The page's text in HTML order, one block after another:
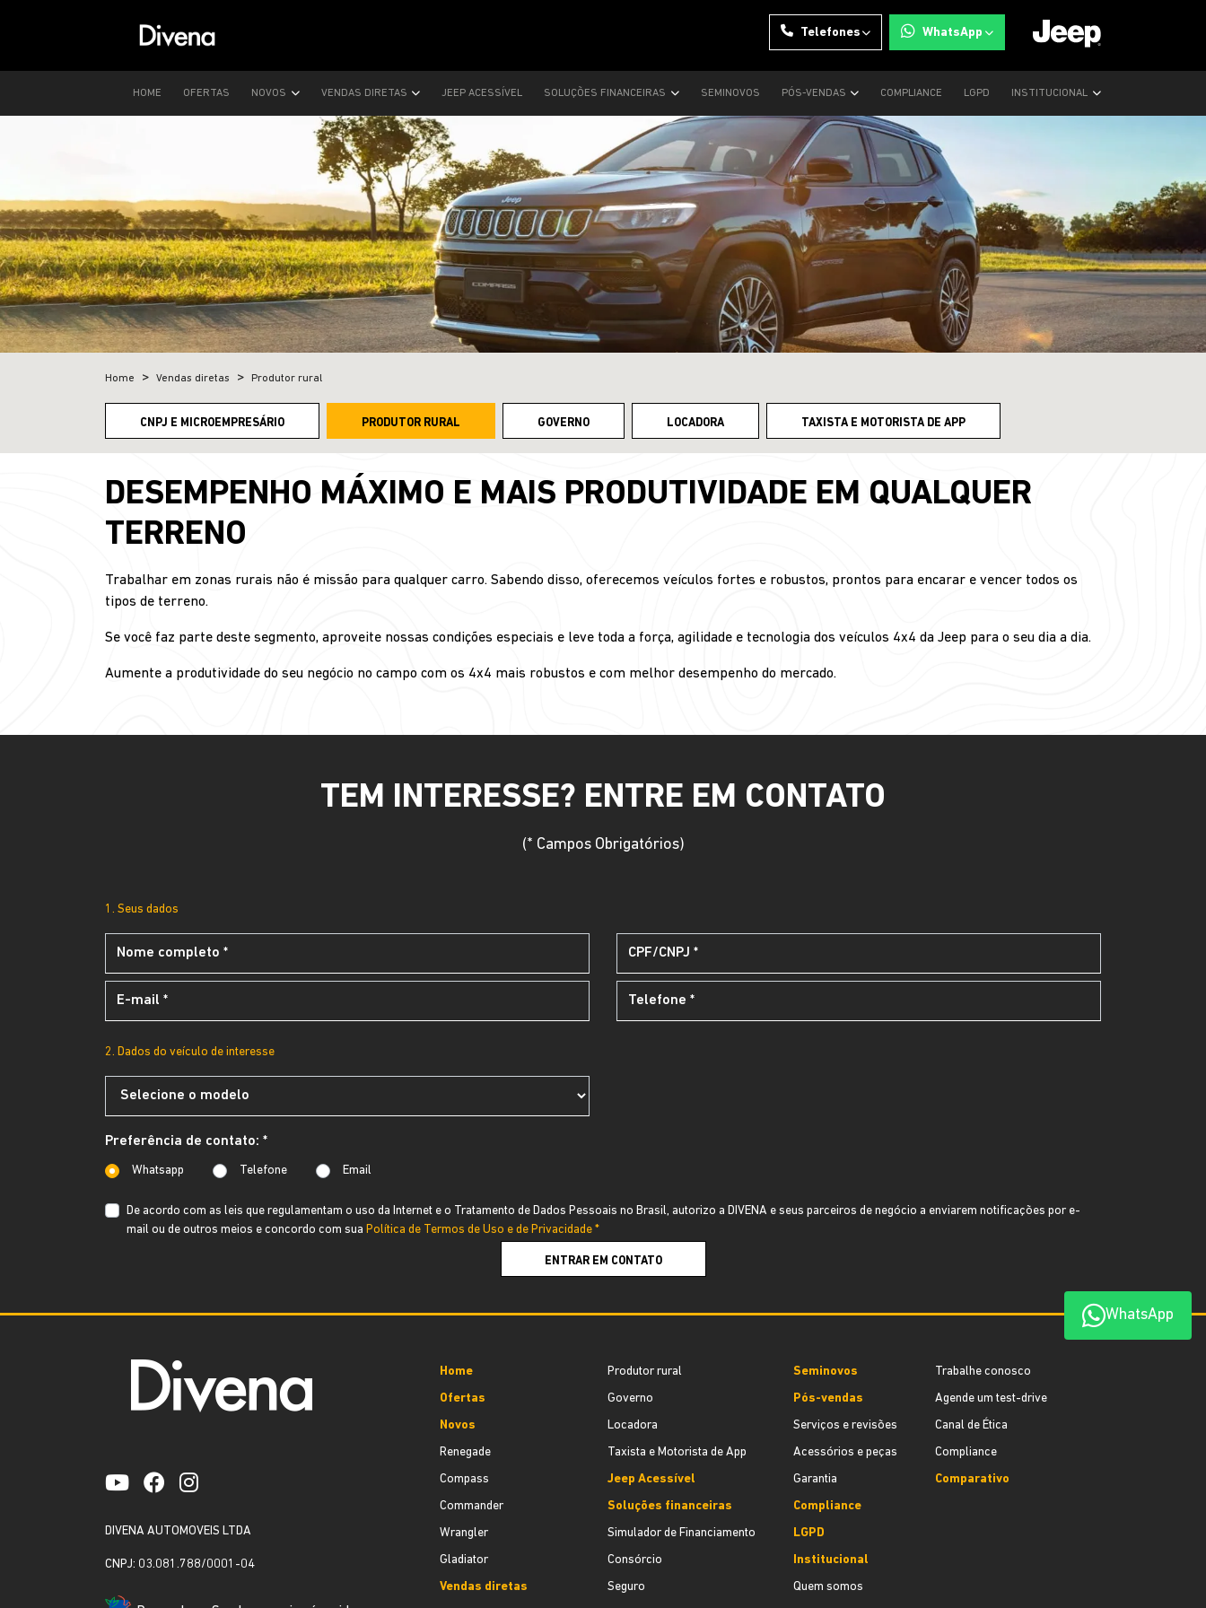
Telefones WhatsApp
HOME OFERTAS NOVOS VENDAS DIRETAS JEEP ACESSÍVEL SOLUÇÕES FINANCEIRAS SEMINOVOS PÓS-VENDAS COMPLIANCE LGPD INSTITUCIONAL
Home Vendas diretas Produtor rural
CNPJ E MICROEMPRESÁRIO PRODUTOR RURAL GOVERNO LOCADORA TAXISTA E MOTORISTA DE APP
DESEMPENHO MÁXIMO E MAIS PRODUTIVIDADE EM QUALQUER
TERRENO
Trabalhar em zonas rurais não é missão para qualquer carro. Sabendo disso, oferecemos veículos fortes e robustos, prontos para encarar e vencer todos os
tipos de terreno.
Se você faz parte deste segmento, aproveite nossas condições especiais e leve toda a força, agilidade e tecnologia dos veículos 4x4 da Jeep para o seu dia a dia.
Aumente a produtividade do seu negócio no campo com os 4x4 mais robustos e com melhor desempenho do mercado.
TEM INTERESSE? ENTRE EM CONTATO
(* Campos Obrigatórios)
1. Seus dados
2. Dados do veículo de interesse
Preferência de contato: *
Whatsapp Telefone Email
De acordo com as leis que regulamentam o uso da Internet e o Tratamento de Dados Pessoais no Brasil, autorizo a DIVENA e seus parceiros de negócio a enviarem notificações por e-
mail ou de outros meios e concordo com sua Política de Termos de Uso e de Privacidade *
ENTRAR EM CONTATO
WhatsApp
DIVENA AUTOMOVEIS LTDA
CNPJ: 03.081.788/0001-04
Home
Ofertas
Novos
Renegade
Compass
Commander
Wrangler
Gladiator
Vendas diretas
Produtor rural
Governo
Locadora
Taxista e Motorista de App
Jeep Acessível
Soluções financeiras
Simulador de Financiamento
Consórcio
Seguro
Seminovos
Pós-vendas
Serviços e revisões
Acessórios e peças
Garantia
Compliance
LGPD
Institucional
Quem somos
Trabalhe conosco
Agende um test-drive
Canal de Ética
Compliance
Comparativo